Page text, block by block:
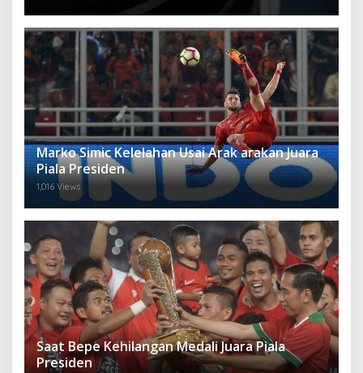
Marko Simic Kelelahan Usai Arak arakan Juara
Piala Presiden
1,016 Views
Saat Bepe Kehilangan Medali Juara Piala
Presiden